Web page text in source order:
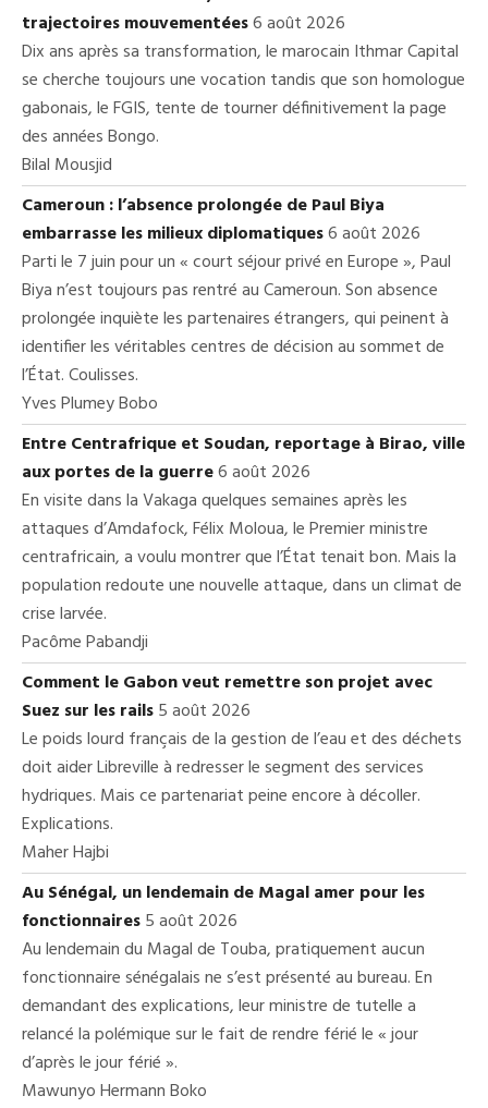
trajectoires mouvementées6 août 2026
Dix ans après sa transformation, le marocain Ithmar Capital
se cherche toujours une vocation tandis que son homologue
gabonais, le FGIS, tente de tourner définitivement la page
des années Bongo.
Bilal Mousjid
Cameroun : l’absence prolongée de Paul Biya
embarrasse les milieux diplomatiques6 août 2026
Parti le 7 juin pour un « court séjour privé en Europe », Paul
Biya n’est toujours pas rentré au Cameroun. Son absence
prolongée inquiète les partenaires étrangers, qui peinent à
identifier les véritables centres de décision au sommet de
l’État. Coulisses.
Yves Plumey Bobo
Entre Centrafrique et Soudan, reportage à Birao, ville
aux portes de la guerre6 août 2026
En visite dans la Vakaga quelques semaines après les
attaques d’Amdafock, Félix Moloua, le Premier ministre
centrafricain, a voulu montrer que l’État tenait bon. Mais la
population redoute une nouvelle attaque, dans un climat de
crise larvée.
Pacôme Pabandji
Comment le Gabon veut remettre son projet avec
Suez sur les rails5 août 2026
Le poids lourd français de la gestion de l’eau et des déchets
doit aider Libreville à redresser le segment des services
hydriques. Mais ce partenariat peine encore à décoller.
Explications.
Maher Hajbi
Au Sénégal, un lendemain de Magal amer pour les
fonctionnaires5 août 2026
Au lendemain du Magal de Touba, pratiquement aucun
fonctionnaire sénégalais ne s’est présenté au bureau. En
demandant des explications, leur ministre de tutelle a
relancé la polémique sur le fait de rendre férié le « jour
d’après le jour férié ».
Mawunyo Hermann Boko